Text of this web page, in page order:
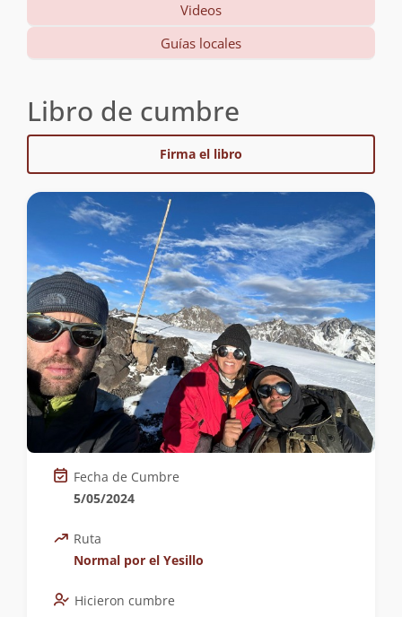
Videos
Guías locales
Libro de cumbre
Firma el libro
Fecha de Cumbre
5/05/2024
Ruta
Normal por el Yesillo
Hicieron cumbre